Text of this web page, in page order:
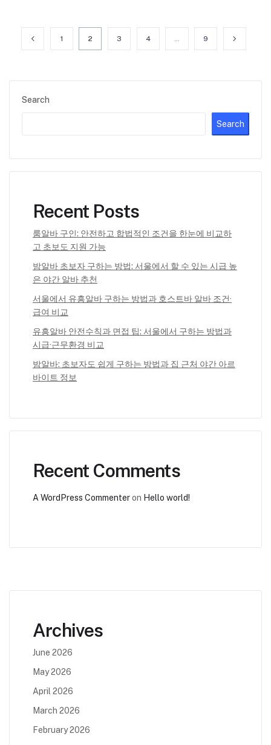
Search
Search
Recent Posts
룸알바 구인: 안전하고 합법적인 조건을 한눈에 비교하
고 초보도 지원 가능
밤알바 초보자 구하는 방법: 서울에서 할 수 있는 시급 높
은 야간 알바 추천
서울에서 유흥알바 구하는 방법과 호스트바 알바 조건·
급여 비교
유흥알바 안전수칙과 면접 팁: 서울에서 구하는 방법과
시급·근무환경 비교
밤알바: 초보자도 쉽게 구하는 방법과 집 근처 야간 아르
바이트 정보
Recent Comments
A WordPress Commenteron Hello world!
1 2 3 4 … 9
Archives
June 2026
May 2026
April 2026
March 2026
February 2026